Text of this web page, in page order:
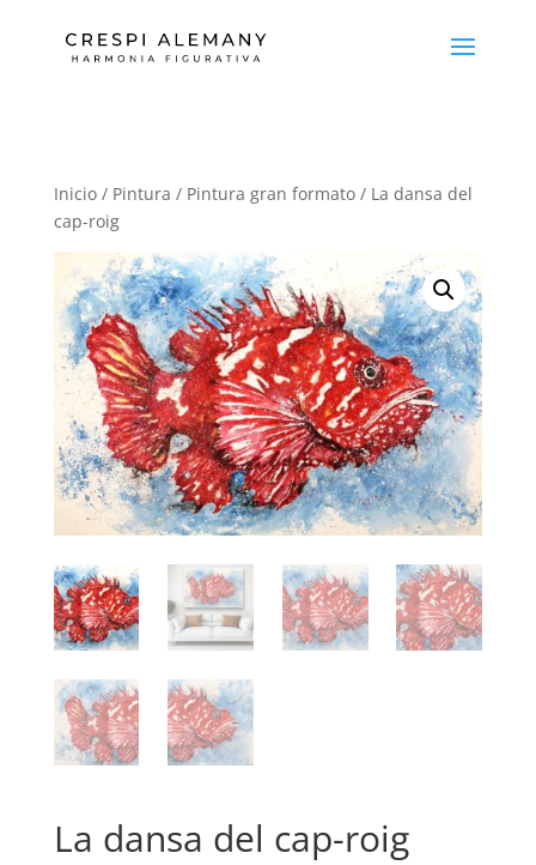
Inicio/ Pintura / Pintura gran formato/ La dansa del
cap-roig
La dansa del cap-roig